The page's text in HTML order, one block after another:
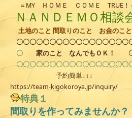
＝MY ＨＯＭＥ ＣＯＭＥ TRUE！
ＮＡＮＤＥＭＯ相談
土地のこと 間取りのこと お金のこと
〇〇〇〇〇〇〇〇〇〇〇〇〇〇〇〇〇
〇 家のこと なんでもＯＫ！
〇〇〇〇〇〇〇〇〇〇〇〇〇〇〇〇〇
予約簡単↓↓↓
https://team-kigokoroya.jp/inquiry/
特典１
間取りを作ってみませんか？